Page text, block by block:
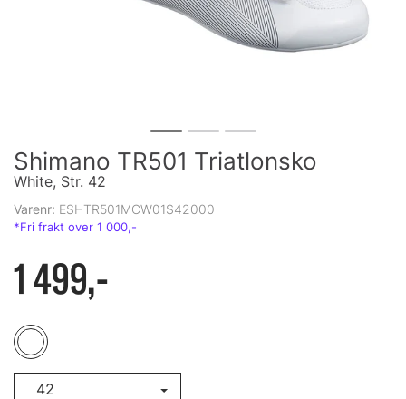
Shimano TR501 Triatlonsko
White, Str. 42
Varenr: ESHTR501MCW01S42000
1 499,-
42